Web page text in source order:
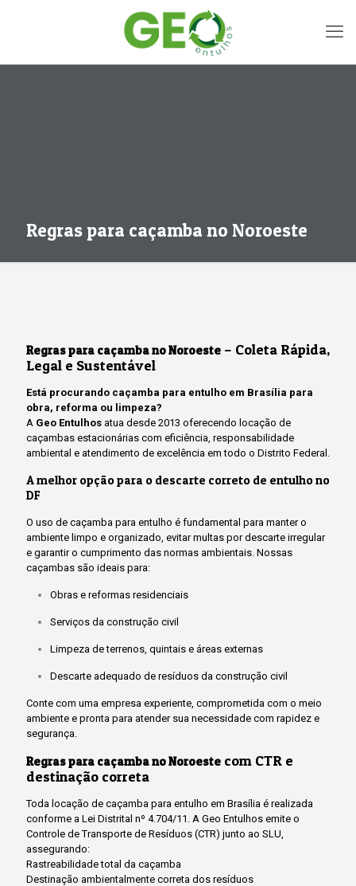
Regras para caçamba no Noroeste
Regras para caçamba no Noroeste – Coleta Rápida,
Legal e Sustentável
Está procurando caçamba para entulho em Brasília para
obra, reforma ou limpeza?
A Geo Entulhos atua desde 2013 oferecendo locação de
caçambas estacionárias com eficiência, responsabilidade
ambiental e atendimento de excelência em todo o Distrito Federal.
A melhor opção para o descarte correto de entulho no
DF
O uso de caçamba para entulho é fundamental para manter o
ambiente limpo e organizado, evitar multas por descarte irregular
e garantir o cumprimento das normas ambientais. Nossas
caçambas são ideais para:
Obras e reformas residenciais
Serviços da construção civil
Limpeza de terrenos, quintais e áreas externas
Descarte adequado de resíduos da construção civil
Conte com uma empresa experiente, comprometida com o meio
ambiente e pronta para atender sua necessidade com rapidez e
segurança.
Regras para caçamba no Noroeste com CTR e
destinação correta
Toda locação de caçamba para entulho em Brasília é realizada
conforme a Lei Distrital nº 4.704/11. A Geo Entulhos emite o
Controle de Transporte de Resíduos (CTR) junto ao SLU,
assegurando:
Rastreabilidade total da caçamba
Destinação ambientalmente correta dos resíduos